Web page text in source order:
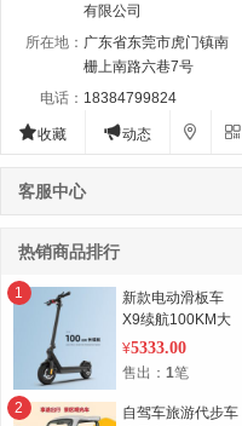
有限公司
所在地 ： 广东省东莞市虎门镇南
栅上南路六巷7号
电话 ： 18384799824
收藏 动态  
客服中心
热销商品排行
1
新款电动滑板车
X9续航100KM大
功率折叠成人代步
10寸2轮
¥5333.00
售出： 1笔
2
自驾车旅游代步车